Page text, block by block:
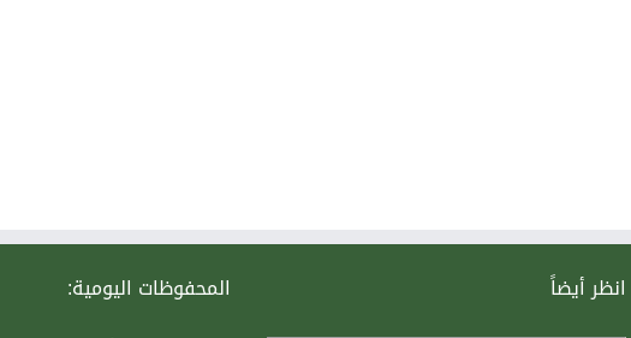
انظر أيضاً المحفوظات اليومية: